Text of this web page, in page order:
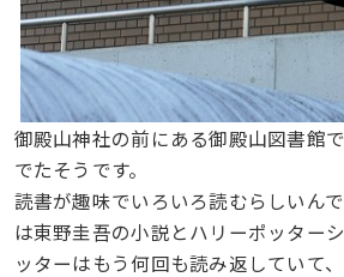
御殿山神社の前にある御殿山図書館
でたそうです。
読書が趣味でいろいろ読むらしいん
は東野圭吾の小説とハリーポッター
ッターはもう何回も読み返していて